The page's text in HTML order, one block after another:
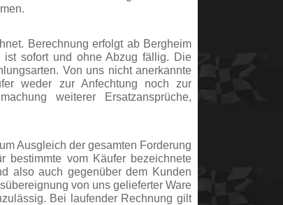
Berechnung erfolgt ab Bergheim
ist sofort und ohne Abzug fällig. Die
Von uns nicht anerkannte
weder zur Anfechtung noch zur
weiterer Ersatzansprüche,
Ausgleich der gesamten Forderung
bestimmte vom Käufer bezeichnete
also auch gegenüber dem Kunden
von uns gelieferter Ware
Bei laufender Rechnung gilt